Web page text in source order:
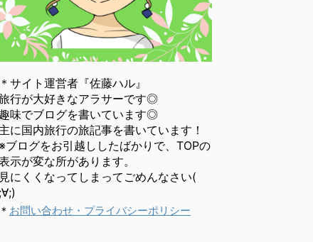
＊サイト運営者『佐藤ハル』
行が大好きなアラサーです◎
趣味でブログを書いています◎
主に国内旅行の旅記事を書いています！
ブログをお引越ししたばかりで、TOPの
示が変な所があります。
見にくくなってしまってごめんなさい(
;∀;)
＊ お問い合わせ・プライバシーポリシー